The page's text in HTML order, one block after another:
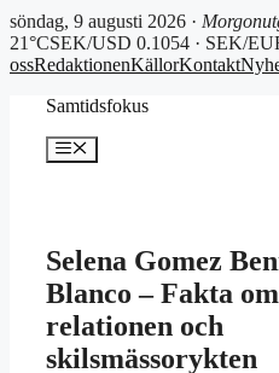
söndag, 9 augusti 2026 ·
21°CSEK/USD 0.1054 · SEK/
ossRedaktionenKällorKontakt
Samtidsfokus
Meny
Selena Gomez
Blanco – Fakta om
relationen och
skilsmässorykten